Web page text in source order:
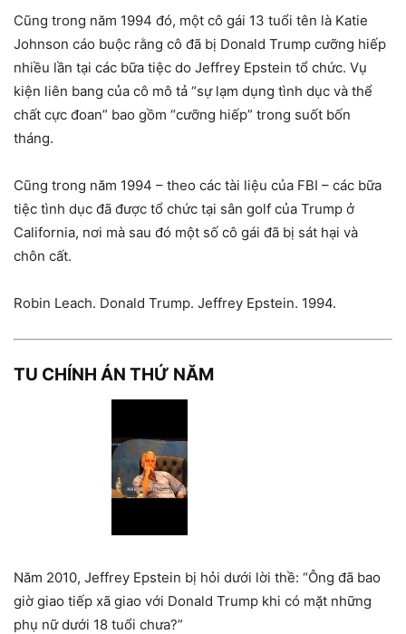
Cũng trong năm 1994 đó, một cô gái 13 tuổi tên là Katie
Johnson cáo buộc rằng cô đã bị Donald Trump cưỡng hiếp
nhiều lần tại các bữa tiệc do Jeffrey Epstein tổ chức. Vụ
kiện liên bang của cô mô tả “sự lạm dụng tình dục và thể
chất cực đoan” bao gồm “cưỡng hiếp” trong suốt bốn
tháng.
Cũng trong năm 1994 – theo các tài liệu của FBI – các bữa
tiệc tình dục đã được tổ chức tại sân golf của Trump ở
California, nơi mà sau đó một số cô gái đã bị sát hại và
chôn cất.
Robin Leach. Donald Trump. Jeffrey Epstein. 1994.
TU CHÍNH ÁN THỨ NĂM
Năm 2010, Jeffrey Epstein bị hỏi dưới lời thề: “Ông đã bao
giờ giao tiếp xã giao với Donald Trump khi có mặt những
phụ nữ dưới 18 tuổi chưa?”